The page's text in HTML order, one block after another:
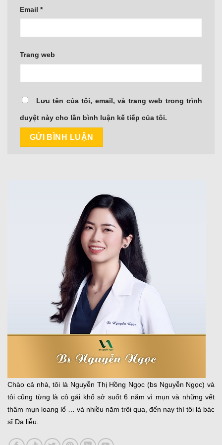
Email *
Trang web
Lưu tên của tôi, email, và trang web trong trình
duyệt này cho lần bình luận kế tiếp của tôi.
Chào cả nhà, tôi là Nguyễn Thị Hồng Ngọc (bs Nguyễn Ngọc) và
tôi cũng từng là cô gái khổ sở suốt 6 năm vì mụn và những vết
thâm mụn loang lổ … và nhiều năm trôi qua, đến nay thì tôi là bác
sĩ Da liễu.